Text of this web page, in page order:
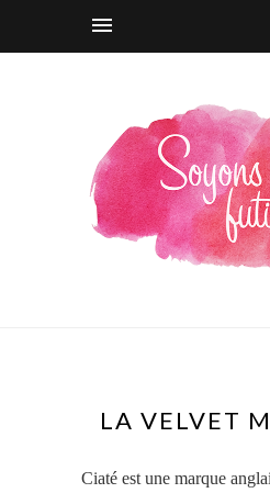
LA VELVET
Ciaté est une marque